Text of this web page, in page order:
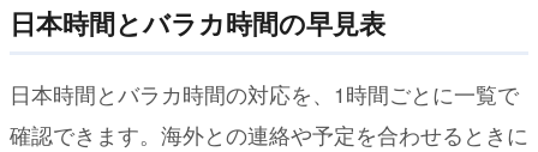
日本時間とバラカ時間の早見表
日本時間とバラカ時間の対応を、1時間ごとに一覧で
確認できます。海外との連絡や予定を合わせるときに